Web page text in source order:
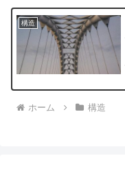
構造
ホーム 構造